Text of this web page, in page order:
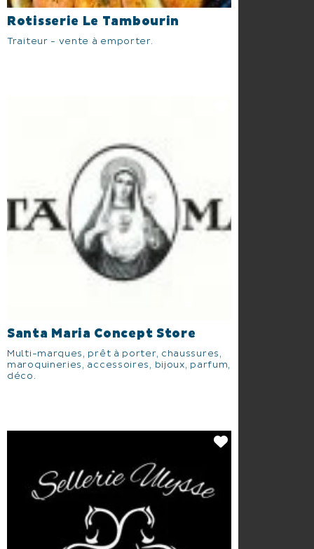
Rotisserie Le Tambourin
Traiteur - vente à emporter.
Santa Maria Concept Store
Multi-marques, prêt à porter, chaussures,
maroquineries, accessoires, bijoux, parfum,
déco.